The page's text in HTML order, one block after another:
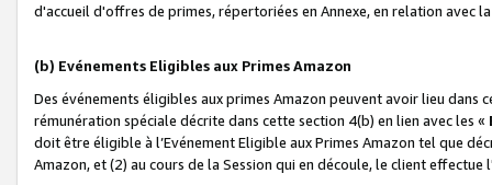
d'accueil d'offres de primes, répertoriées en Annexe, en relation avec
(b) Evénements Eligibles aux Primes Amazon
Des événements éligibles aux primes Amazon peuvent avoir lieu dans
rémunération spéciale décrite dans cette section 4(b) en lien avec les «
doit être éligible à l’Evénement Eligible aux Primes Amazon tel que
Amazon, et (2) au cours de la Session qui en découle, le client